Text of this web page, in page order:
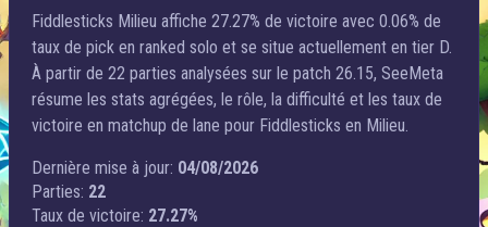
Fiddlesticks Milieu affiche 27.27% de victoire avec 0.06% de
taux de pick en ranked solo et se situe actuellement en tier D.
À partir de 22 parties analysées sur le patch 26.15, SeeMeta
résume les stats agrégées, le rôle, la difficulté et les taux de
victoire en matchup de lane pour Fiddlesticks en Milieu.
Dernière mise à jour: 04/08/2026
Parties: 22
Taux de victoire: 27.27%